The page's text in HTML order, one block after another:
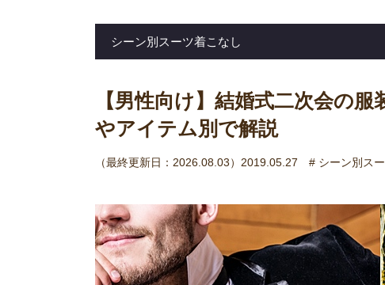
シーン別スーツ着こなし
【男性向け】結婚式二次会の
やアイテム別で解説
（最終更新日：2026.08.03）2019.05.27 # シーン別ス